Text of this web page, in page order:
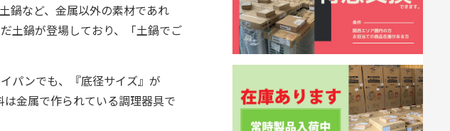
鍋など、金属以外の素材であれ
土鍋が登場しており、「土鍋でご
パンでも、『底径サイズ』が
金属で作られている調理器具で